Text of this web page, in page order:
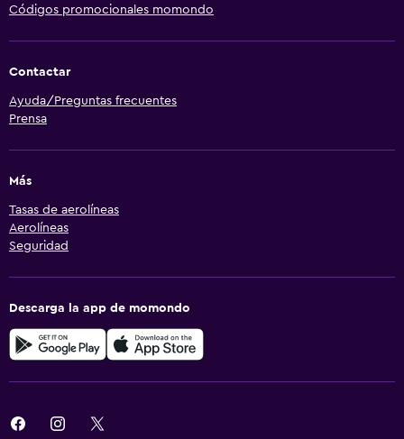
Códigos promocionales momondo
Contactar
Ayuda/Preguntas frecuentes
Prensa
Más
Tasas de aerolíneas
Aerolíneas
Seguridad
Descarga la app de momondo